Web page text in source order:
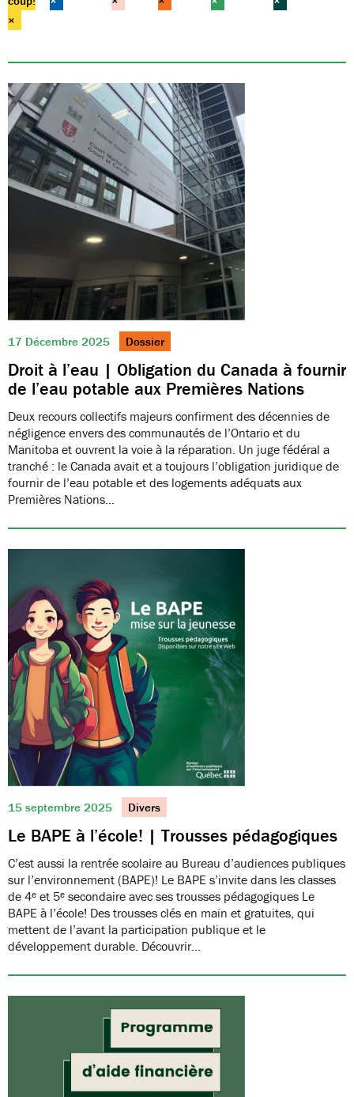
17 Décembre 2025 Dossier
Droit à l’eau | Obligation du Canada à fournir
de l’eau potable aux Premières Nations
Deux recours collectifs majeurs confirment des décennies de
négligence envers des communautés de l’Ontario et du
Manitoba et ouvrent la voie à la réparation. Un juge fédéral a
tranché : le Canada avait et a toujours l’obligation juridique de
fournir de l’eau potable et des logements adéquats aux
Premières Nations…
15 septembre 2025 Divers
Le BAPE à l’école! | Trousses pédagogiques
C’est aussi la rentrée scolaire au Bureau d’audiences publiques
sur l’environnement (BAPE)! Le BAPE s’invite dans les classes
de 4ᵉ et 5ᵉ secondaire avec ses trousses pédagogiques Le
BAPE à l’école! Des trousses clés en main et gratuites, qui
mettent de l’avant la participation publique et le
développement durable. Découvrir…
×